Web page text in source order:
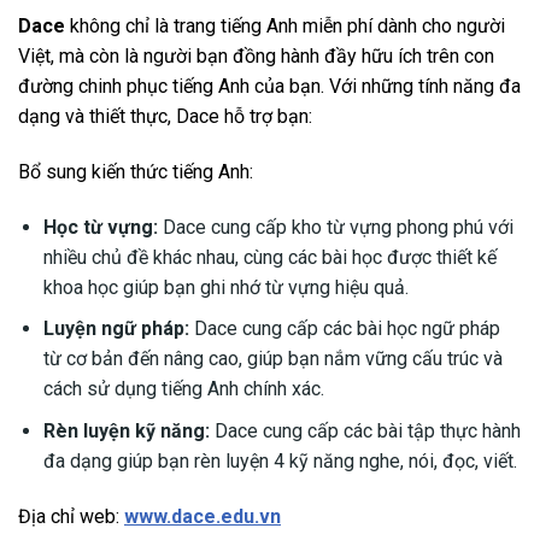
Dace không chỉ là trang tiếng Anh miễn phí dành cho người
Việt, mà còn là người bạn đồng hành đầy hữu ích trên con
đường chinh phục tiếng Anh của bạn. Với những tính năng đa
dạng và thiết thực, Dace hỗ trợ bạn:
Bổ sung kiến thức tiếng Anh:
Học từ vựng:Dace cung cấp kho từ vựng phong phú với
nhiều chủ đề khác nhau, cùng các bài học được thiết kế
khoa học giúp bạn ghi nhớ từ vựng hiệu quả.
Luyện ngữ pháp:Dace cung cấp các bài học ngữ pháp
từ cơ bản đến nâng cao, giúp bạn nắm vững cấu trúc và
cách sử dụng tiếng Anh chính xác.
Rèn luyện kỹ năng:Dace cung cấp các bài tập thực hành
đa dạng giúp bạn rèn luyện 4 kỹ năng nghe, nói, đọc, viết.
Địa chỉ web: www.dace.edu.vn